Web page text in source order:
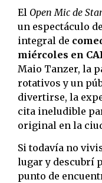
El Open Mic de
un espectáculo
integral de
miércoles en
Maio Tanzer, la
rotativos y un
divertirse, la
cita ineludible
original en la
Si todavía no
lugar y descubrí
punto de